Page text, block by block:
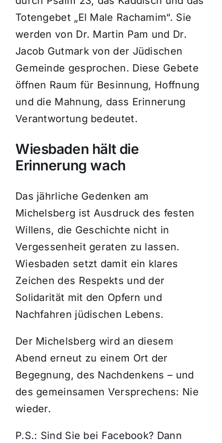
Totengebet „El Male Rachamim“. Sie
werden von Dr. Martin Pam und Dr.
Jacob Gutmark von der Jüdischen
Gemeinde gesprochen. Diese Gebete
öffnen Raum für Besinnung, Hoffnung
und die Mahnung, dass Erinnerung
Verantwortung bedeutet.
Wiesbaden hält die
Erinnerung wach
Das jährliche Gedenken am
Michelsberg ist Ausdruck des festen
Willens, die Geschichte nicht in
Vergessenheit geraten zu lassen.
Wiesbaden setzt damit ein klares
Zeichen des Respekts und der
Solidarität mit den Opfern und
Nachfahren jüdischen Lebens.
Der Michelsberg wird an diesem
Abend erneut zu einem Ort der
Begegnung, des Nachdenkens – und
des gemeinsamen Versprechens: Nie
wieder.
P.S.: Sind Sie bei Facebook? Dann